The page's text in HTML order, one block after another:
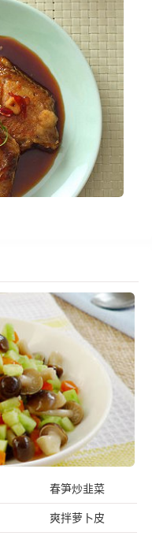
春笋炒韭菜
爽拌萝卜皮